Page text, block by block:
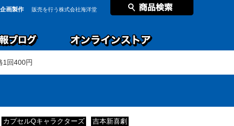
画製作 販売を行う株式会社海洋堂
回400円
カプセルQキャラクターズ 吉本新喜劇